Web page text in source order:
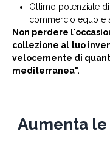
Ottimo potenziale
commercio equo e
Non perdere
collezione al tuo
velocemente di
mediterranea".
Aumenta le